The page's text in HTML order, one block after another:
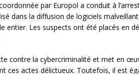
par Europol a conduit à
dans la diffusion de logiciels
entier. Les suspects ont été placés en
contre la cybercriminalité et met en
ces actes délictueux. Toutefois, il est